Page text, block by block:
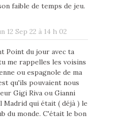
faible de temps de jeu.
12 Sep 22 à 14 h 02
Point du jour avec ta
me rappelles les voisins
ou espagnole de ma
qu'ils pouvaient nous
Gigi Riva ou Gianni
Madrid qui était ( déjà ) le
du monde. C'était le bon